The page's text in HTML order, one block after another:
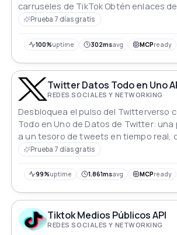
carruseles de TikTok Obtén enlaces
directos opciones sin marca de agua y
Prueba 7 días gratis
100%uptime 302msavg MCPready
Twitter Datos Todo en Uno
REDES SOCIALES Y NETWORKING
Desbloquea el pulso del Twitterverso
Todo en Uno de Datos de Twitter:
a un tesoro de tweets en tiempo real,
sobre usuarios y temas en tendencia.
empoderando tus aplicaciones con el
integral.
Prueba 7 días gratis
99%uptime 1.861msavg MCPready
Tiktok Medios Públicos API
REDES SOCIALES Y NETWORKING